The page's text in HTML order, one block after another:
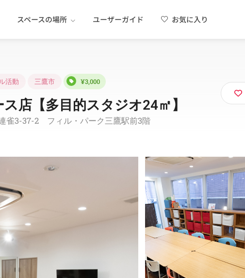
スペースの場所 ユーザーガイド お気に入り
活動 三鷹市 ¥3,000
店【多目的スタジオ24㎡】
雀3-37-2 フィル・パーク三鷹駅前3階